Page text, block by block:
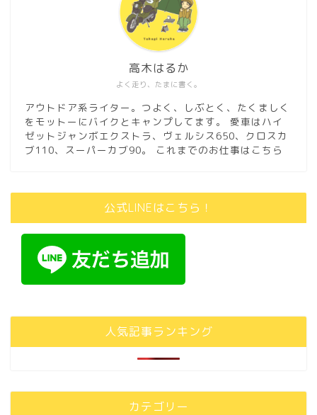
よく走り、たまに書く。
高木はるか
アウトドア系ライター。つよく、しぶとく、たくましく
をモットーにバイクとキャンプしてます。 愛車はハイ
ゼットジャンボエクストラ、ヴェルシス650、クロスカ
ブ110、スーパーカブ90。
これまでのお仕事はこちら
公式LINEはこちら！
人気記事ランキング
カテゴリー